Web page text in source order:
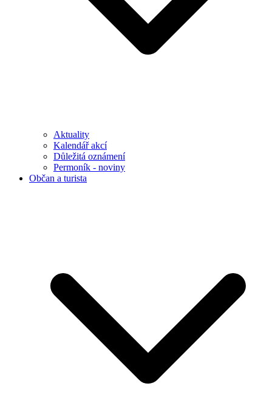
Aktuality
Kalendář akcí
Důležitá oznámení
Permoník - noviny
Občan a turista